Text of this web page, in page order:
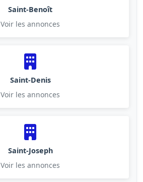
Saint-Benoît
Voir les annonces
Saint-Denis
Voir les annonces
Saint-Joseph
Voir les annonces